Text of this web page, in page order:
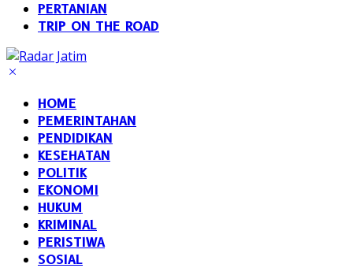
PERTANIAN
TRIP ON THE ROAD
HOME
PEMERINTAHAN
PENDIDIKAN
KESEHATAN
POLITIK
EKONOMI
HUKUM
KRIMINAL
PERISTIWA
SOSIAL